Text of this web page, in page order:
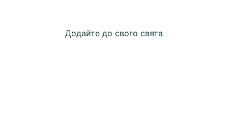
Додайте до свого свята